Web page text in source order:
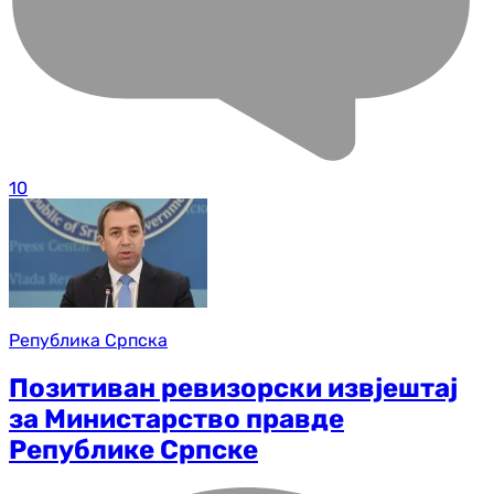
10
Република Српска
Позитиван ревизорски извјештај
за Министарство правде
Републике Српске